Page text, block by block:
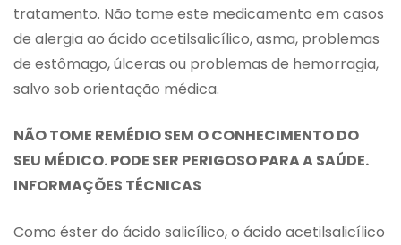
tratamento. Não tome este medicamento em casos
de alergia ao ácido acetilsalicílico, asma, problemas
de estômago, úlceras ou problemas de hemorragia,
salvo sob orientação médica.
NÃO TOME REMÉDIO SEM O CONHECIMENTO DO
SEU MÉDICO. PODE SER PERIGOSO PARA A SAÚDE.
INFORMAÇÕES TÉCNICAS
Como éster do ácido salicílico, o ácido acetilsalicílico